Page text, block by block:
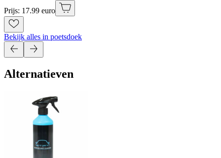
Prijs: 17.99 euro
Bekijk alles in poetsdoek
Alternatieven